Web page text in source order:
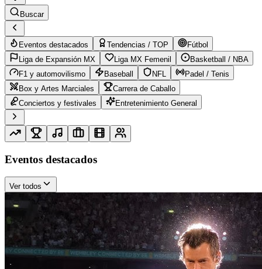
Buscar
Eventos destacados Tendencias / TOP
Fútbol
Liga de Expansión MX
Liga MX Femenil
Basketball / NBA
F1 y automovilismo
Baseball NFL
Padel / Tenis
Box y Artes Marciales
Carrera de Caballo
Conciertos y festivales
Entretenimiento General
Eventos destacados
Ver todos